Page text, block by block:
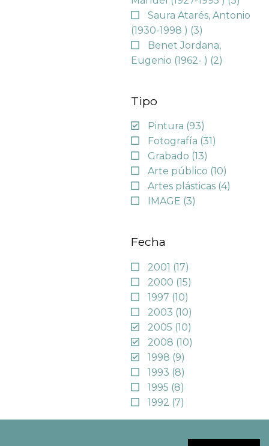
Saura Atarés, Antonio
(1930-1998 ) (3)
Benet Jordana,
Eugenio (1962- ) (2)
Tipo
Pintura (93)
Fotografía (31)
Grabado (13)
Arte público (10)
Artes plásticas (4)
IMAGE (3)
Fecha
2001 (17)
2000 (15)
1997 (10)
2003 (10)
2005 (10)
2008 (10)
1998 (9)
1993 (8)
1995 (8)
1992 (7)